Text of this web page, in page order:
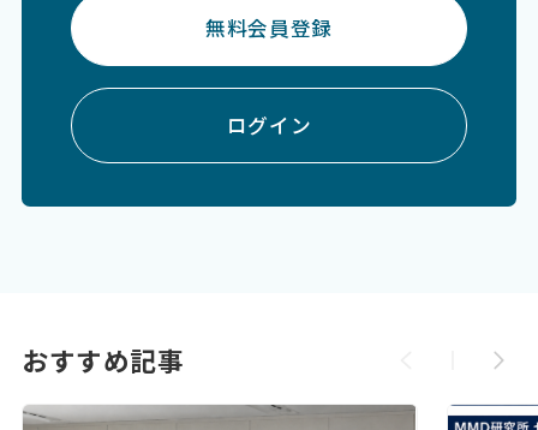
無料会員登録
ログイン
おすすめ記事